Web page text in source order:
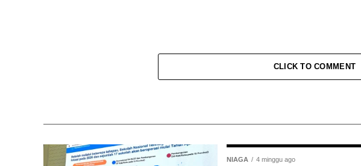
CLICK TO COMMENT
NIAGA 4 minggu ago